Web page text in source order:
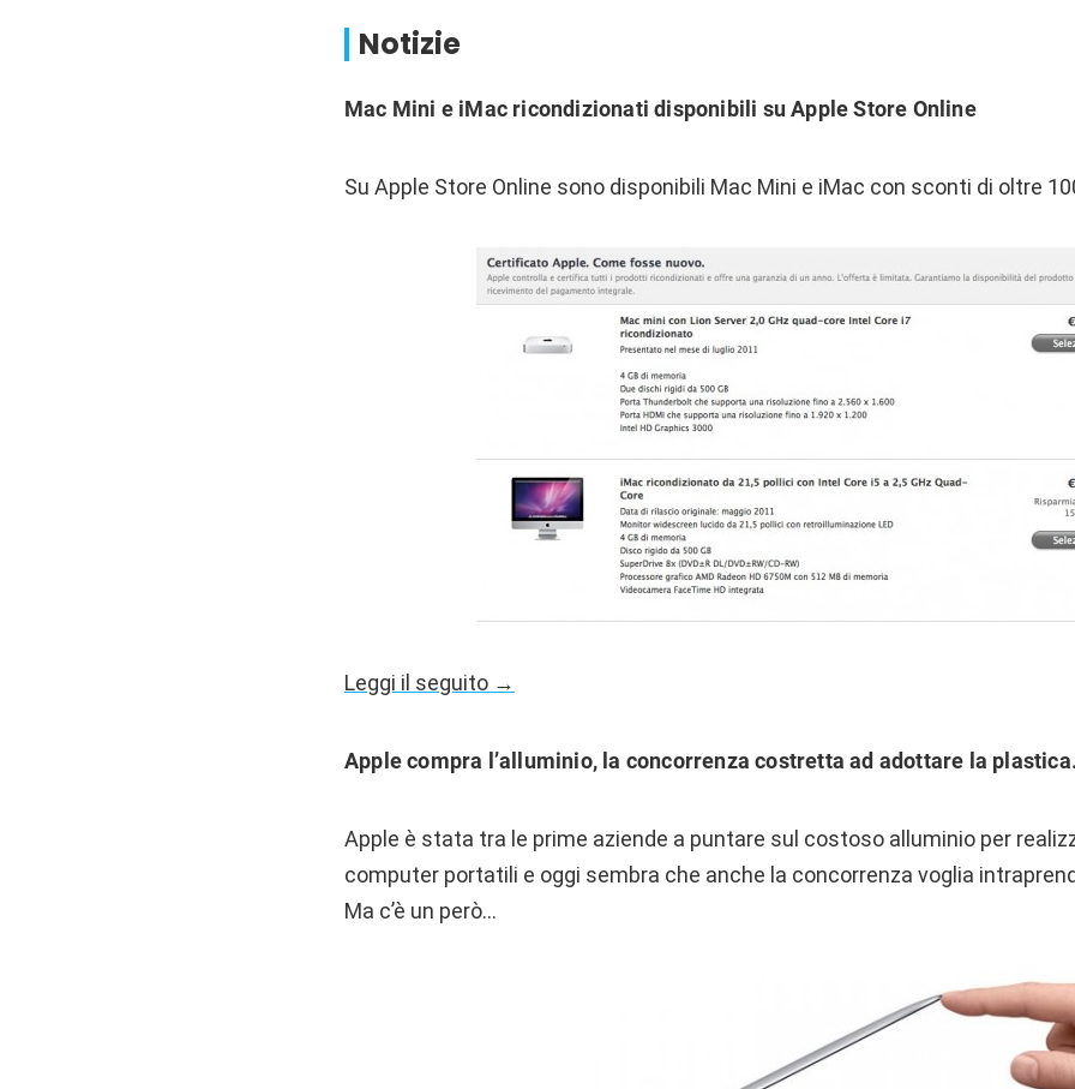
Notizie
Mac Mini e iMac ricondizionati disponibili su Apple Store Online
Su Apple Store Online sono disponibili Mac Mini e iMac con sconti di oltre
Leggi il seguito →
Apple compra l’alluminio, la concorrenza costretta ad adottare la
Apple è stata tra le prime aziende a puntare sul costoso alluminio per
computer portatili e oggi sembra che anche la concorrenza voglia
Ma c’è un però…